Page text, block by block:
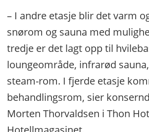
– I andre etasje blir det varm
snørom og sauna med
tredje er det lagt opp til
loungeområde, infrarød
steam-rom. I fjerde etasje
behandlingsrom, sier
Morten Thorvaldsen i Thon